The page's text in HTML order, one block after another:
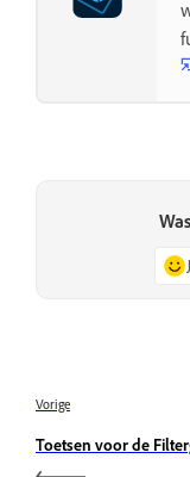
Vorige
Toetsen voor de